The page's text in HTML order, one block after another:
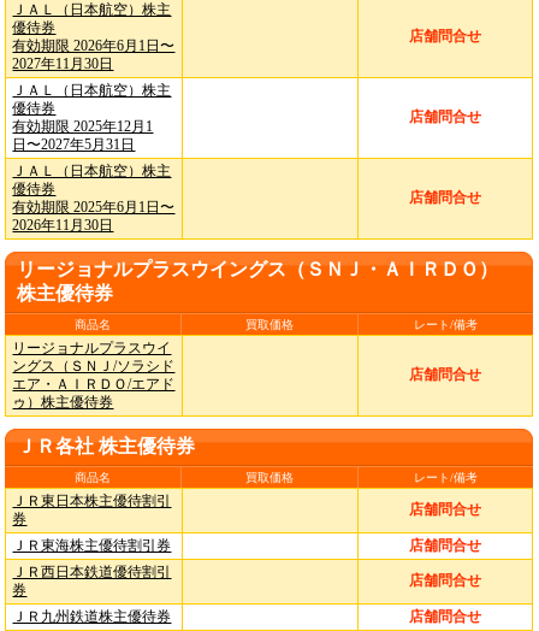
ＪＡＬ（日本航空）株主
優待券
有効期限 2026年6月1日〜
2027年11月30日
店舗問合せ
ＪＡＬ（日本航空）株主
優待券
有効期限 2025年12月1
日〜2027年5月31日
店舗問合せ
ＪＡＬ（日本航空）株主
優待券
有効期限 2025年6月1日〜
2026年11月30日
店舗問合せ
リージョナルプラスウイングス（ＳＮＪ・ＡＩＲＤＯ）
株主優待券
商品名 買取価格 レート/備考
リージョナルプラスウイ
ングス（ＳＮＪ/ソラシド
エア・ＡＩＲＤＯ/エアド
ゥ）株主優待券
店舗問合せ
ＪＲ各社 株主優待券
商品名 買取価格 レート/備考
ＪＲ東日本株主優待割引
券
店舗問合せ
ＪＲ東海株主優待割引券
店舗問合せ
ＪＲ西日本鉄道優待割引
券
店舗問合せ
ＪＲ九州鉄道株主優待券 店舗問合せ